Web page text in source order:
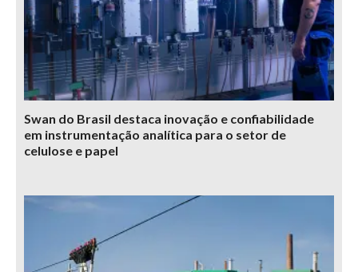
Swan do Brasil destaca inovação e confiabilidade
em instrumentação analítica para o setor de
celulose e papel